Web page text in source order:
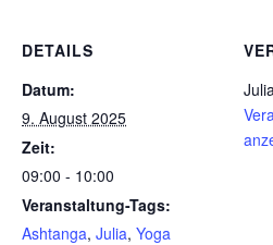
DETAILS
Datum:
9. August 2025
Zeit:
09:00 - 10:00
Veranstaltung-Tags:
Ashtanga, Julia, Yoga